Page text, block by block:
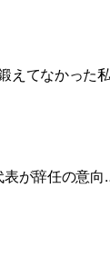
えてなかった
表が辞任の意